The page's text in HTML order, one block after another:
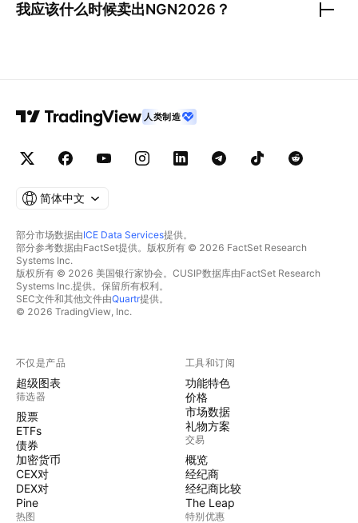
我应该什么时候卖出NGN2026 ？
人类制造
简体中文
部分市场数据由ICE Data Services提供。
部分参考数据由FactSet提供。版权所有 © 2026 FactSet Research
Systems Inc.
版权所有 © 2026 美国银行家协会。CUSIP数据库由FactSet Research
Systems Inc.提供。保留所有权利。
SEC文件和其他文件由Quartr提供。
© 2026 TradingView, Inc.
不仅是产品
超级图表
筛选器
股票
ETFs
债券
加密货币
CEX对
DEX对
Pine
热图
工具和订阅
功能特色
价格
市场数据
礼物方案
交易
概览
经纪商
经纪商比较
The Leap
特别优惠